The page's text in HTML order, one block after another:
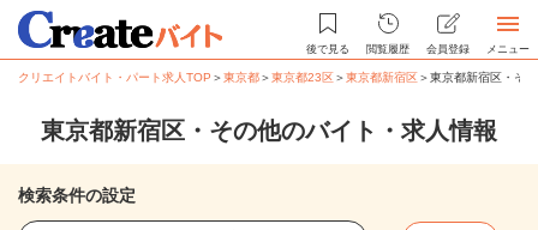
後で見る 閲覧履歴 会員登録 メニュー
クリエイトバイト・パート求人TOP ＞東京都＞東京都23区＞東京都新宿区＞東京都新宿区・そ
東京都新宿区・その他のバイト・求人情報
検索条件の設定